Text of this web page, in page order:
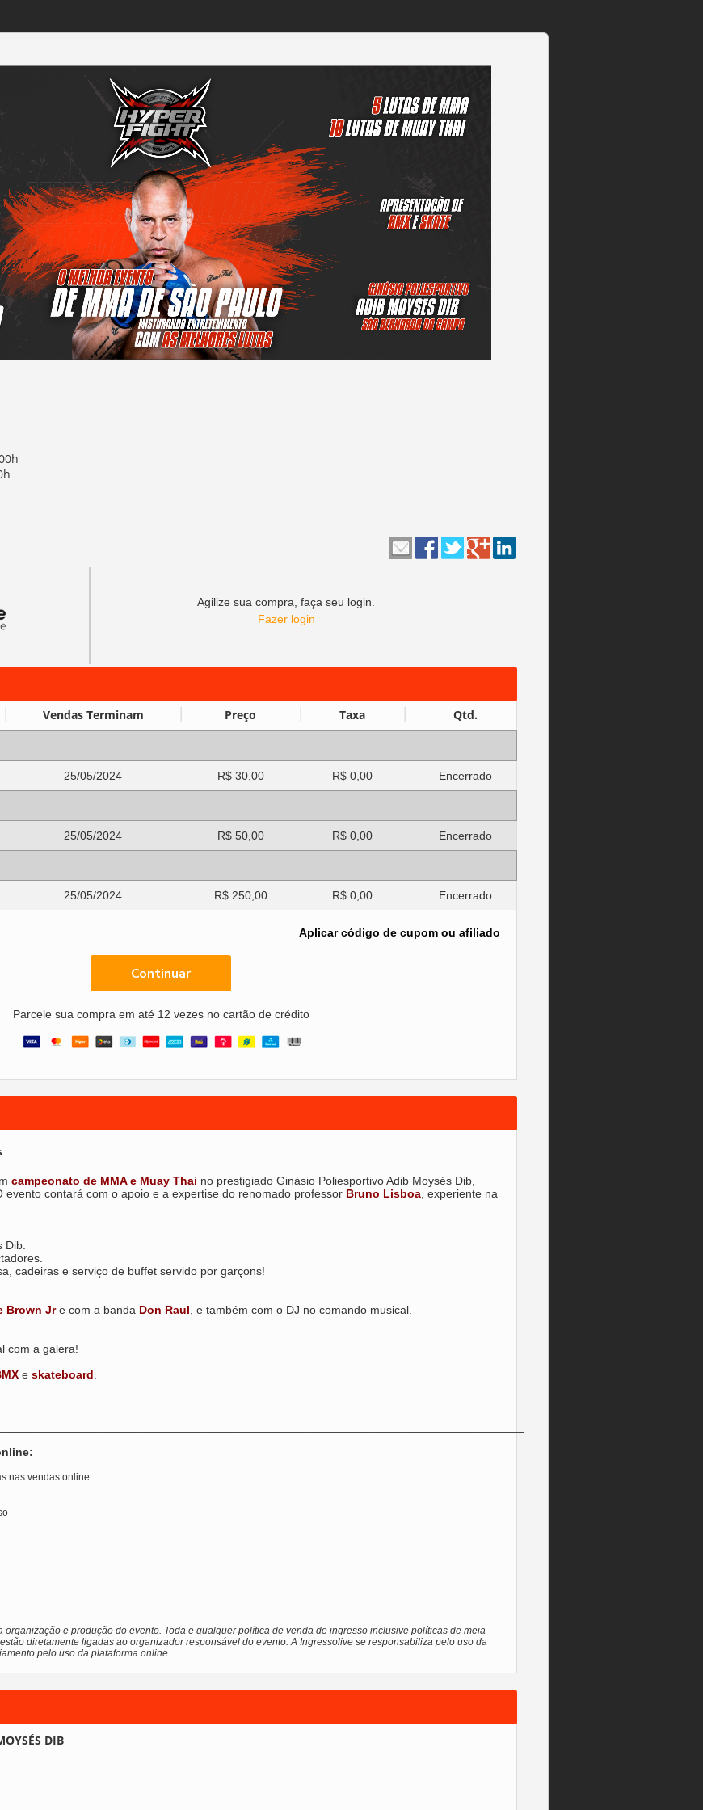
Agilize sua compra, faça seu login.
Fazer login
Vendas Terminam Preço Taxa Qtd.
25/05/2024 R$ 30,00 R$ 0,00 Encerrado
25/05/2024 R$ 50,00 R$ 0,00 Encerrado
25/05/2024 R$ 250,00 R$ 0,00 Encerrado
Aplicar código de cupom ou afiliado
Continuar
Parcele sua compra em até 12 vezes no cartão de crédito
campeonato de MMA e Muay Thai no prestigiado Ginásio Poliesportivo Adib Moysés Dib,
evento contará com o apoio e a expertise do renomado professor Bruno Lisboa, experiente na
Dib.
cadeiras e serviço de buffet servido por garçons!
Brown Jre com a banda Don Raul , e também com o DJ no comando musical.
com a galera!
e skateboard
nas vendas online
e produção do evento. Toda e qualquer política de venda de ingresso inclusive políticas de meia
diretamente ligadas ao organizador responsável do evento. A Ingressolive se responsabiliza pelo uso da
pelo uso da plataforma online.
DIB